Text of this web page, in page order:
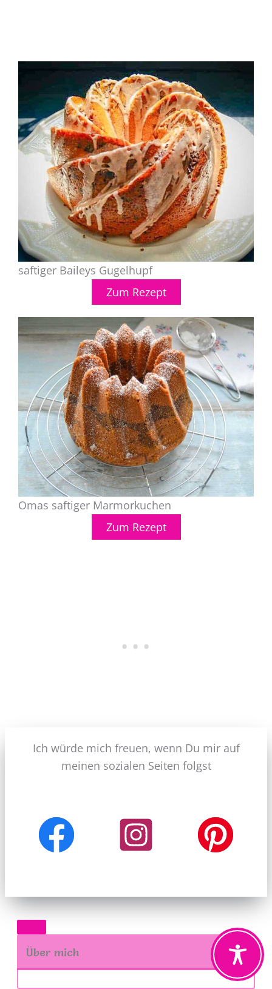
saftiger Baileys Gugelhupf
Zum Rezept
Omas saftiger Marmorkuchen
Zum Rezept
Ich würde mich freuen, wenn Du mir auf
meinen sozialen Seiten folgst
Über mich